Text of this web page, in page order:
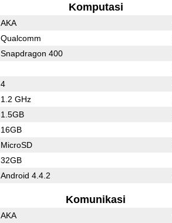
Komputasi
AKA
Qualcomm
Snapdragon 400
4
1.2 GHz
1.5GB
16GB
MicroSD
32GB
Android 4.4.2
Komunikasi
AKA